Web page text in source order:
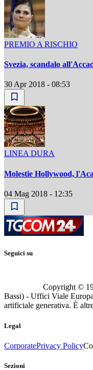
PREMIO A RISCHIO
Svezia, scandalo
30 Apr 2018 - 08:53
LINEA DURA
Molestie Hollywood,
04 Mag 2018 - 12:35
Seguici su
Copyright ©
Bassi) - Uffici Viale
artificiale generativa. È
Legal
CorporatePrivacy Policy
Sezioni